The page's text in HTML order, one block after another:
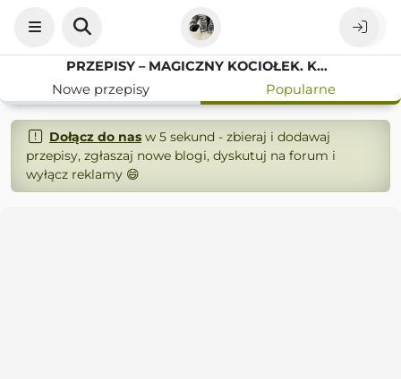
PRZEPISY – MAGICZNY KOCIOŁEK. KUCHNIA I KULTURA.
Nowe przepisy
Popularne
Dołącz do nasw 5 sekund - zbieraj i dodawaj
przepisy, zgłaszaj nowe blogi, dyskutuj na forum i
wyłącz reklamy 😄